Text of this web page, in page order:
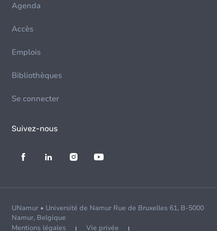
Agenda
Accès
Emplois
Bibliothèques
Se connecter
Suivez-nous
UNamur • Université de Namur Rue de Bruxelles 61, B-5000
Namur, Belgique
Mentions légales
Vie privée